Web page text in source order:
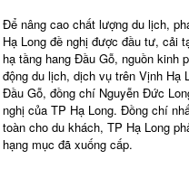
Để nâng cao chất lượng du lịch,
Hạ Long đề nghị được đầu tư, cải
hạ tầng hang Đầu Gỗ, nguồn kinh
động du lịch, dịch vụ trên Vịnh Hạ
Đầu Gỗ, đồng chí Nguyễn Đức
nghị của TP Hạ Long. Đồng chí
toàn cho du khách, TP Hạ Long
hạng mục đã xuống cấp.